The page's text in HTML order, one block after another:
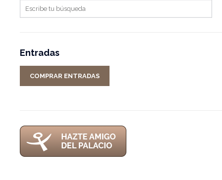
Entradas
COMPRAR ENTRADAS